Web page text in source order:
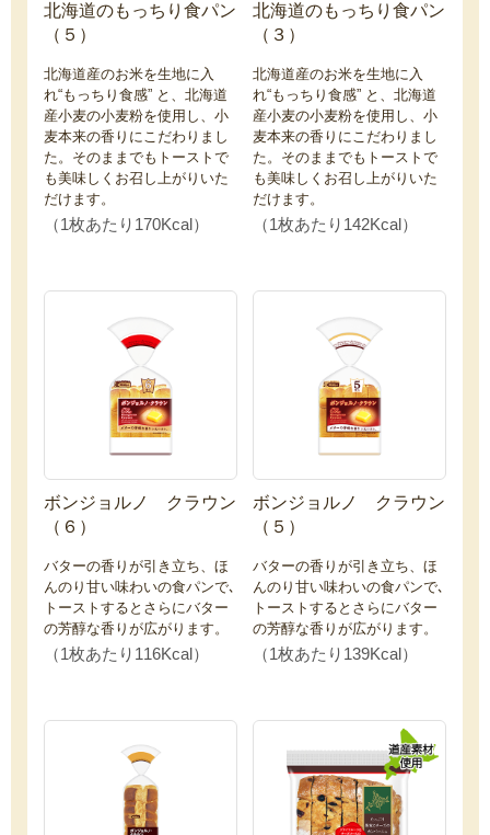
北海道のもっちり食パン
（５）
北海道産のお米を生地に入
れ“もっちり食感” と、北海道
産小麦の小麦粉を使用し、小
麦本来の香りにこだわりまし
た。そのままでもトーストで
も美味しくお召し上がりいた
だけます。
（1枚あたり170Kcal）
北海道のもっちり食パン
（３）
北海道産のお米を生地に入
れ“もっちり食感” と、北海道
産小麦の小麦粉を使用し、小
麦本来の香りにこだわりまし
た。そのままでもトーストで
も美味しくお召し上がりいた
だけます。
（1枚あたり142Kcal）
ボンジョルノ クラウン
（６）
バターの香りが引き立ち、ほ
んのり甘い味わいの食パンで､
トーストするとさらにバター
の芳醇な香りが広がります。
（1枚あたり116Kcal）
ボンジョルノ クラウン
（５）
バターの香りが引き立ち、ほ
んのり甘い味わいの食パンで､
トーストするとさらにバター
の芳醇な香りが広がります。
（1枚あたり139Kcal）